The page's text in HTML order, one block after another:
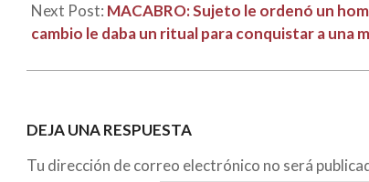
Next Post: MACABRO: Sujeto le ordenó un
cambio le daba un ritual para conquistar a una
DEJA UNA RESPUESTA
Tu dirección de correo electrónico no será